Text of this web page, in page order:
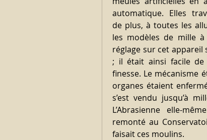
automatique. Elles
de plus, à toutes les
les modèles de mille
réglage sur cet appareil
; il était ainsi facile
finesse. Le mécanisme
organes étaient
s’est vendu jusqu’à
L’Abrasienne elle-
remonté au
faisait ces moulins.